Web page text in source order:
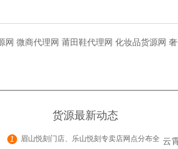
网 微商代理网 莆田鞋代理网 化妆品货源网
货源最新动态
眉山悦刻门店、乐山悦刻专卖店网点分布全 云